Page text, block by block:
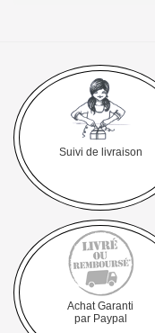
Suivi de livraison
Achat Garanti
par Paypal